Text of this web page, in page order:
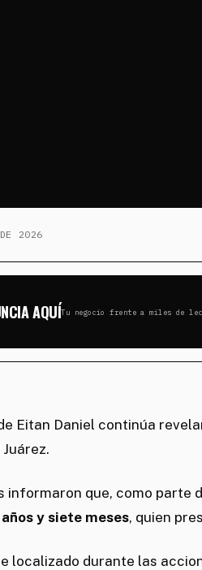
2026
AQUÍTu negocio frente a miles de
Eitan Daniel continúa
informaron que, como parte
años y siete meses, quien
localizado durante las